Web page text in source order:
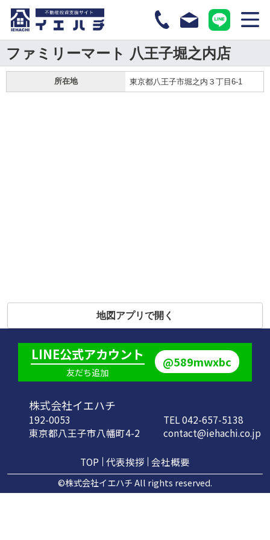
ファミリーマート 八王子堀之内店
所在地 東京都八王子市堀之内３丁目6-1
地図アプリで開く
LINE公式アカウント
友だち追加
@589mwxbc
株式会社イエハチ
192-0053
東京都八王子市八幡町4-2
TEL 042-657-5138
contact@iehachi.co.jp
TOP 代表挨拶 会社概要
©株式会社イエハチ All rights reserved.